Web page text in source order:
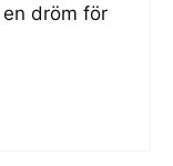
dröm för